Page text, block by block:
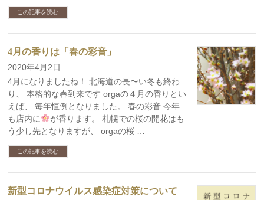
この記事を読む
4月の香りは「春の彩音」
2020年4月2日
4月になりましたね！ 北海道の長〜い冬も終わ
り、 本格的な春到来です orgaの４月の香りとい
えば、 毎年恒例となりました。 春の彩音 今年
も店内に
が香ります。 札幌での桜の開花はも
う少し先となりますが、 orgaの桜 …
この記事を読む
新型コロナウイルス感染症対策について